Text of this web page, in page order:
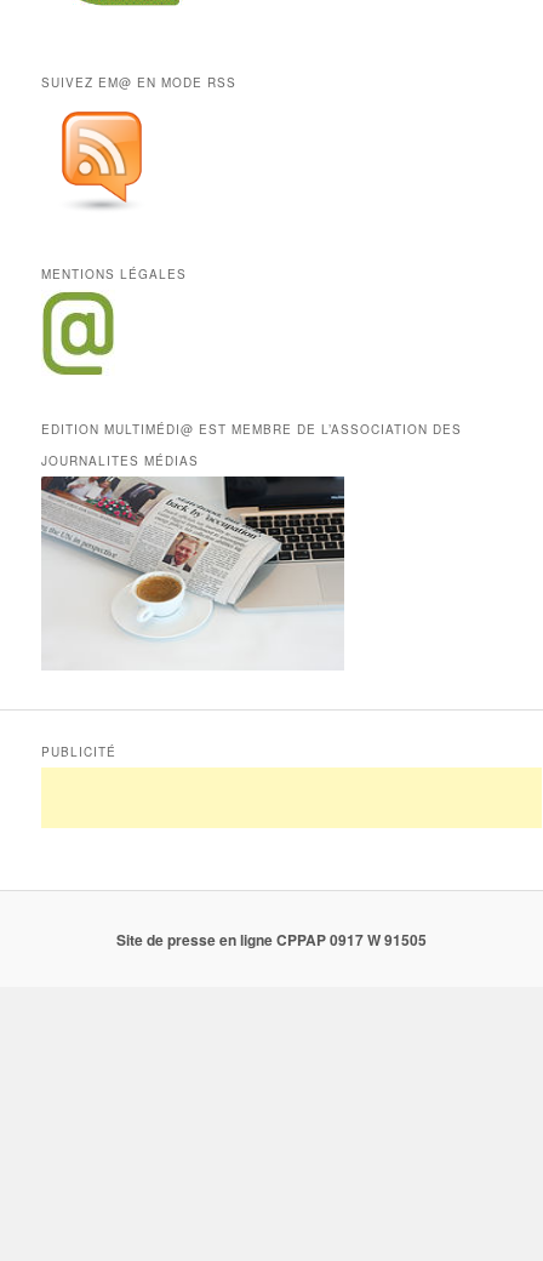
SUIVEZ EM@ EN MODE RSS
MENTIONS LÉGALES
EDITION MULTIMÉDI@ EST MEMBRE DE L’ASSOCIATION DES
JOURNALITES MÉDIAS
PUBLICITÉ
Site de presse en ligne CPPAP 0917 W 91505